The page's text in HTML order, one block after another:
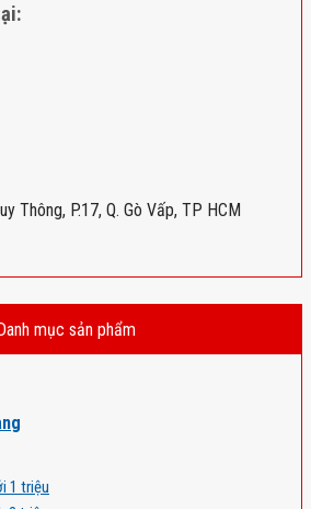
Thông, P.17, Q. Gò Vấp, TP HCM
Danh mục sản phẩm
1 triệu